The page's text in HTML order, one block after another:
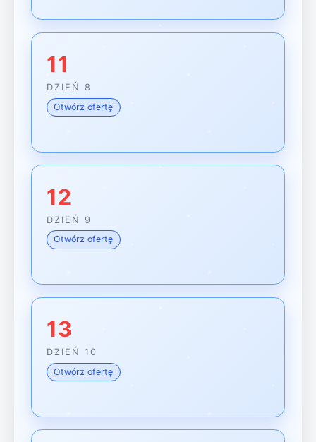
11
DZIEŃ 8
Otwórz ofertę
12
DZIEŃ 9
Otwórz ofertę
13
DZIEŃ 10
Otwórz ofertę